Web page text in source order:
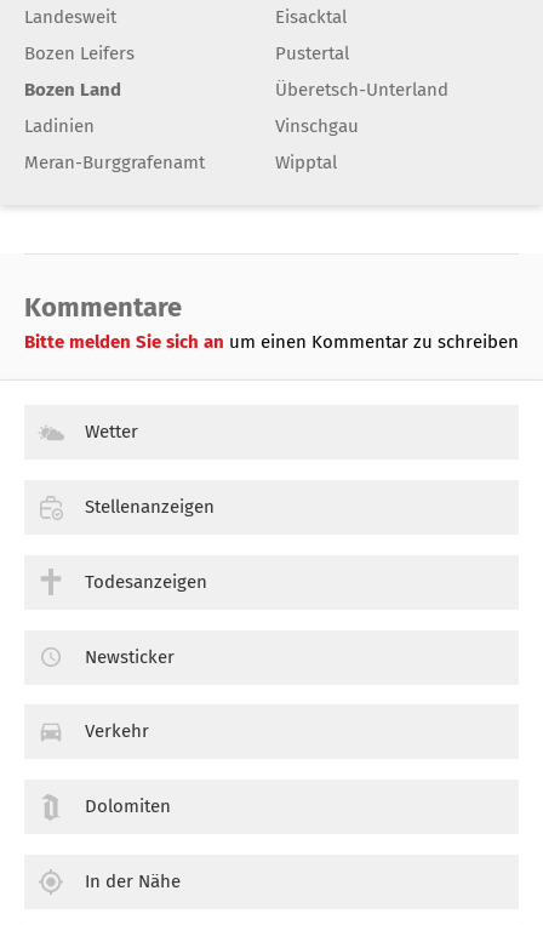
Landesweit
Bozen Leifers
Bozen Land
Ladinien
Meran-Burggrafenamt
Eisacktal
Pustertal
Überetsch-Unterland
Vinschgau
Wipptal
Kommentare
Bitte melden Sie sich an um einen Kommentar zu schreiben
Wetter
Stellenanzeigen
Todesanzeigen
Newsticker
Verkehr
Dolomiten
In der Nähe